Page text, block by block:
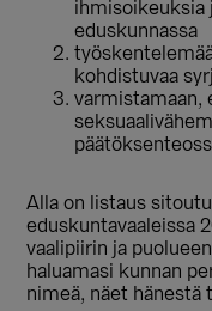
ihmisoikeuksia
eduskunnassa
kohdistuvaa
varmistamaan,
Alla on listaus
eduskuntavaaleissa
vaalipiirin ja
haluamasi kunnan
nimeä, näet hänestä